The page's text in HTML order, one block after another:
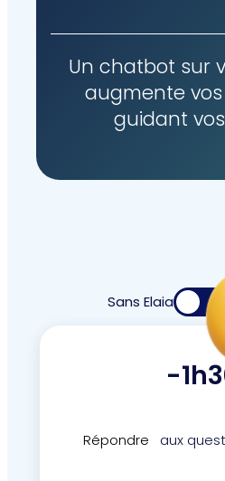
Un chatbot sur
augmente
guidant
Sans Elaia
-
Répondre aux